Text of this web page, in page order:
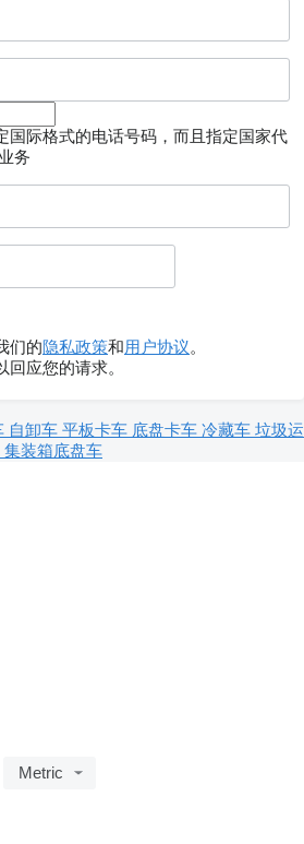
国际格式的电话号码，而且指定国家代
务
们的隐私政策和用户协议。
应您的请求。
自卸车 平板卡车 底盘卡车 冷藏车 垃圾运
集装箱底盘车
Metric